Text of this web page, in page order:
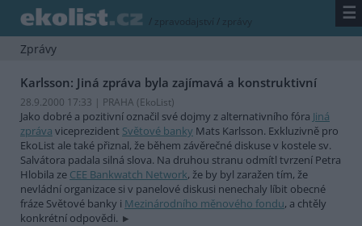
/ zpravodajství / zprávy ☰
Zprávy
Karlsson: Jiná zpráva byla zajímavá a konstruktivní
28.9.2000 17:33 | PRAHA (EkoList)
Jako dobré a pozitivní označil své dojmy z alternativního fóra Jiná
zpráva viceprezident Světové banky Mats Karlsson. Exkluzivně pro
EkoList ale také přiznal, že během závěrečné diskuse v kostele sv.
Salvátora padala silná slova. Na druhou stranu odmítl tvrzení Petra
Hlobila ze CEE Bankwatch Network, že by byl zaražen tím, že
nevládní organizace si v panelové diskusi nenechaly líbit obecné
fráze Světové banky i Mezinárodního měnového fondu, a chtěly
konkrétní odpovědi.